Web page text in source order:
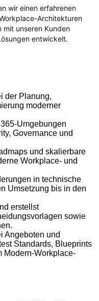
wir einen erfahrenen
Architekturen
unseren Kunden
entwickelt.
der Planung,
moderner
Umgebungen
Governance und
und skalierbare
Workplace- und
in technische
Umsetzung bis in den
erstellst
sowie
Angeboten und
Standards, Blueprints
Modern-Workplace-